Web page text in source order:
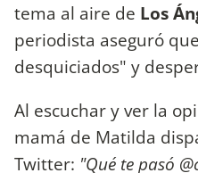
tema al aire de Los
periodista aseguró
desquiciados" y
Al escuchar y ver la
mamá de Matilda
Twitter: "Qué te pasó